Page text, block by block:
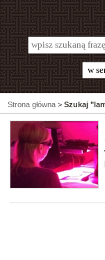
Strona główna > Szukaj